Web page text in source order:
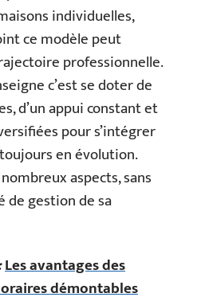
individuelles,
ce modèle peut
professionnelle.
c’est se doter de
d’un appui constant et
pour s’intégrer
en évolution.
aspects, sans
gestion de sa
Les avantages des
démontables